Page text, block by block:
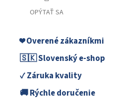
OPÝTAŤ SA
❤️ Overené zákazníkmi
🇸🇰 Slovenský e-shop
✓ Záruka kvality
🚚 Rýchle doručenie